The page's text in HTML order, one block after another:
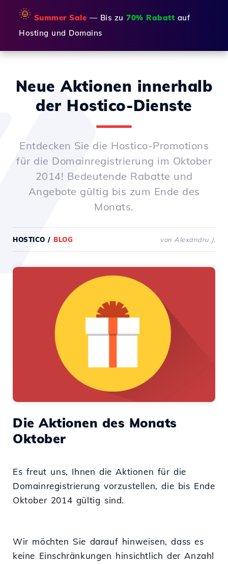
🌞 Summer Sale — Bis zu 70% Rabatt auf
Hosting und Domains
Neue Aktionen innerhalb
der Hostico-Dienste
Entdecken Sie die Hostico-Promotions
für die Domainregistrierung im Oktober
2014! Bedeutende Rabatte und
Angebote gültig bis zum Ende des
Monats.
HOSTICO / BLOG von Alexandru J.
Die Aktionen des Monats
Oktober
Es freut uns, Ihnen die Aktionen für die
Domainregistrierung vorzustellen, die bis Ende
Oktober 2014 gültig sind.
Wir möchten Sie darauf hinweisen, dass es
keine Einschränkungen hinsichtlich der Anzahl